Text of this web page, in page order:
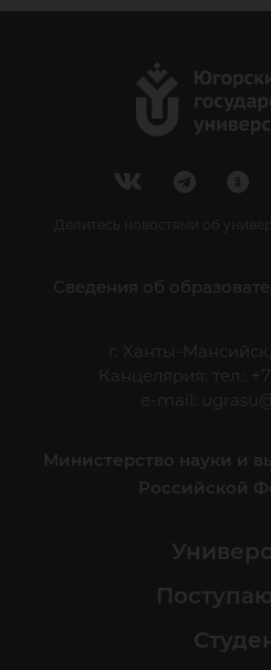
Делитесь новостями об
Сведения об
г. Ханты-
Канцелярия: тел.:
e-mail:
Министерство науки и
Российской